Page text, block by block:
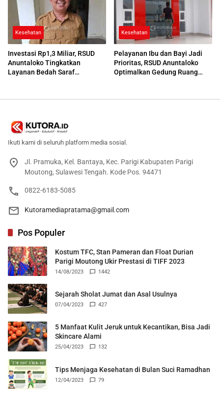
Kesehatan
Investasi Rp1,3 Miliar, RSUD
Anuntaloko Tingkatkan
Layanan Bedah Saraf
Kesehatan
Pelayanan Ibu dan Bayi Jadi
Prioritas, RSUD Anuntaloko
Optimalkan Gedung Ruang
Ikuti kami di seluruh platform media sosial.
Jl. Pramuka, Kel. Bantaya, Kec. Parigi Kabupaten Parigi
Moutong, Sulawesi Tengah. Kode Pos. 94471
0822-6183-5085
Kutoramediapratama@gmail.com
Pos Populer
Kostum TFC, Stan Pameran dan Float Durian
Parigi Moutong Ukir Prestasi di TIFF 2023
14/08/2023 1442
Sejarah Sholat Jumat dan Asal Usulnya
07/04/2023 427
5 Manfaat Kulit Jeruk untuk Kecantikan, Bisa Jadi
Skincare Alami
25/04/2023 132
Tips Menjaga Kesehatan di Bulan Suci Ramadhan
12/04/2023 79